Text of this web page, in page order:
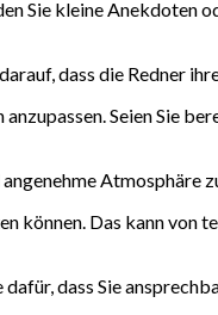
Sie kleine Anekdoten
dass die Redner
Seien Sie
Atmosphäre
können. Das kann von
dass Sie